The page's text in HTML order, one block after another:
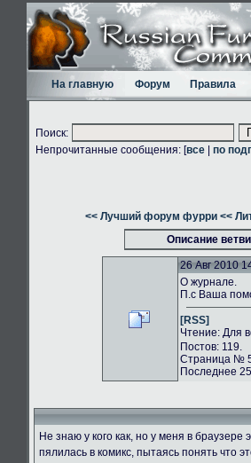
На главную Форум Правила
Поиск:
Непрочитанные сообщения: [все по
<< Лучший форум фурри <<
Описание ветви
26 Авг 2010
О журнале.
П.с Ваша
[RSS]
Чтение: Для
Постов: 119.
Страница №
Последнее
Не знаю у кого как, но у меня в
пялилась в комикс, пытаясь понять что